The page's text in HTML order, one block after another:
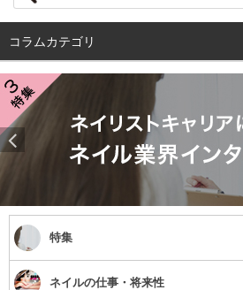
コラムカテゴリ
特集
ネイルの仕事・将来性